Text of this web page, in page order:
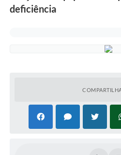
Prestação de Contas
Contas Públicas
deficiência